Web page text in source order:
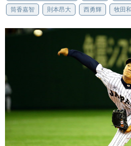
筒香嘉智 則本昂大 西勇輝 牧田